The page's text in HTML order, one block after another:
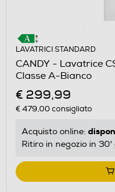
LAVATRICI STANDARD
CANDY - Lavatrice
Classe A-Bianco
€ 299,99
€ 479,00consigliato
Acquisto online:
Ritiro in negozio in